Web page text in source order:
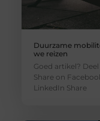
Duurzame
we reizen
Goed artikel?
Share on
LinkedIn Share